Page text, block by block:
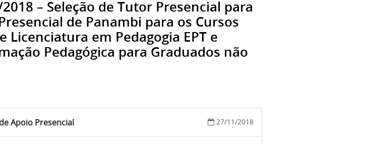
– Seleção de Tutor Presencial para
de Panambi para os Cursos
Licenciatura em Pedagogia EPT e
Pedagógica para Graduados não
Apoio Presencial 27/11/2018